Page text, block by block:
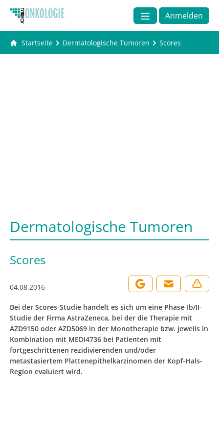
Anmelden
Startseite Dermatologische Tumoren Scores
Dermatologische Tumoren
Scores
04.08.2016
Bei der Scores-Studie handelt es sich um eine Phase-Ib/II-
Studie der Firma AstraZeneca, bei der die Therapie mit
AZD9150 oder AZD5069 in der Monotherapie bzw. jeweils in
Kombination mit MEDI4736 bei Patienten mit
fortgeschrittenen rezidivierenden und/oder
metastasiertem Plattenepithelkarzinomen der Kopf-Hals-
Region evaluiert wird.